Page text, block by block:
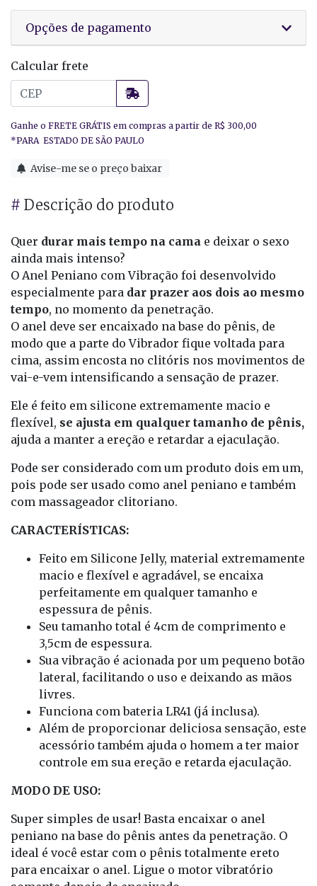
Opções de pagamento
Calcular frete
Avise-me se o preço baixar
# Descrição do produto
Quer durar mais tempo na cama e deixar o sexo
ainda mais intenso?
O Anel Peniano com Vibração foi desenvolvido
especialmente para dar prazer aos dois ao mesmo
tempo, no momento da penetração.
O anel deve ser encaixado na base do pênis, de
modo que a parte do Vibrador fique voltada para
cima, assim encosta no clitóris nos movimentos de
vai-e-vem intensificando a sensação de prazer.
Ele é feito em silicone extremamente macio e
flexível, se ajusta em qualquer tamanho de pênis,
ajuda a manter a ereção e retardar a ejaculação.
Pode ser considerado com um produto dois em um,
pois pode ser usado como anel peniano e também
com massageador clitoriano.
CARACTERÍSTICAS:
Feito em Silicone Jelly, material extremamente
macio e flexível e agradável, se encaixa
perfeitamente em qualquer tamanho e
espessura de pênis.
Seu tamanho total é 4cm de comprimento e
3,5cm de espessura.
Sua vibração é acionada por um pequeno botão
lateral, facilitando o uso e deixando as mãos
livres.
Funciona com bateria LR41 (já inclusa).
Além de proporcionar deliciosa sensação, este
acessório também ajuda o homem a ter maior
controle em sua ereção e retarda ejaculação.
MODO DE USO:
Super simples de usar! Basta encaixar o anel
peniano na base do pênis antes da penetração. O
ideal é você estar com o pênis totalmente ereto
para encaixar o anel. Ligue o motor vibratório